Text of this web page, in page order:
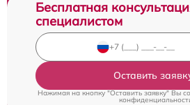
Бесплатная
специалистом
Оставить
Нажимая на кнопку "Оставить заявку" Вы